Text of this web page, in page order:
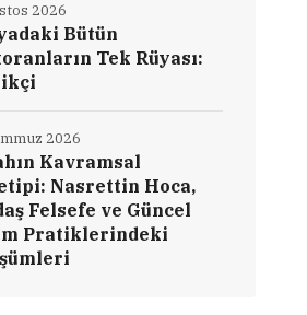
Bütün
Tek Rüyası:
2026
Kavramsal
Nasrettin Hoca,
Felsefe ve Güncel
Pratiklerindeki
2026